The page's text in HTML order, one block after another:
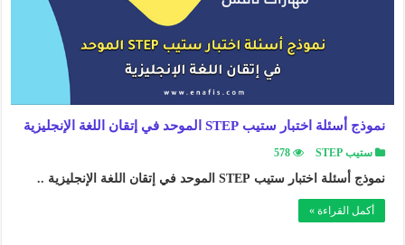
نموذج أسئلة اختبار ستيب STEP الموحد في إتقان اللغة الإنجليزية
ستيب STEP 578
نموذج أسئلة اختبار ستيب STEP الموحد في إتقان اللغة الإنجليزية ..
أكمل القراءة »